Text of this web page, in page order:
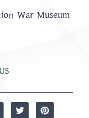
War Museum